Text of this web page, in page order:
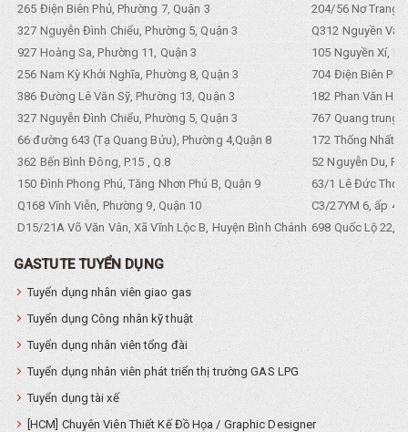
265 Điện Biên Phủ, Phường 7, Quận 3
204/56 Nơ Trang
327 Nguyễn Đình Chiểu, Phường 5, Quận 3
Q312 Nguyền
927 Hoàng Sa, Phường 11, Quận 3
105 Nguyền Xí,
256 Nam Kỳ Khởi Nghĩa, Phường 8, Quận 3
704 Điện Biên
386 Đường Lê Văn Sỹ, Phường 13, Quận 3
182 Phan Văn
327 Nguyễn Đình Chiểu, Phường 5, Quận 3
767 Quang trung,
66 đường 643 (Tạ Quang Bửu), Phường 4,Quận 8
172 Thống Nhất.
362 Bến Bình Đông, P.15 , Q.8
52 Nguyễn Du,
150 Đình Phong Phú, Tăng Nhơn Phú B, Quận 9
63/1 Lê Đức Thọ,
Q168 Vĩnh Viễn, Phường 9, Quận 10
C3/27YM 6, ấp 4,
D15/21A Võ Văn Vân, Xã Vĩnh Lộc B, Huyện Bình Chánh 698 Quốc Lộ 22,
GASTUTE TUYỂN DỤNG
Tuyển dụng nhân viên giao gas
Tuyển dụng Công nhân kỹ thuật
Tuyển dụng nhân viên tổng đài
Tuyển dụng nhân viên phát triển thị trường GAS LPG
Tuyển dụng tài xế
[HCM] Chuyên Viên Thiết Kế Đồ Họa / Graphic Designer